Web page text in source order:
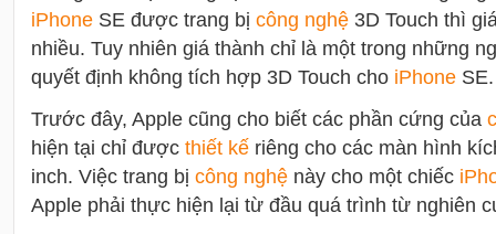
iPhone SE được trang bị công nghệ 3D Touch thì
nhiều. Tuy nhiên giá thành chỉ là một trong những
quyết định không tích hợp 3D Touch cho iPhone SE.
Trước đây, Apple cũng cho biết các phần cứng của
hiện tại chỉ được thiết kế riêng cho các màn hình
inch. Việc trang bị công nghệ này cho một chiếc i
Apple phải thực hiện lại từ đầu quá trình từ nghiên